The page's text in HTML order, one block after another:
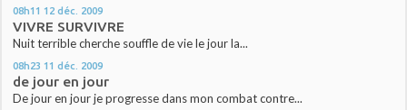
08h11 12 déc. 2009
VIVRE SURVIVRE
Nuit terrible cherche souffle de vie le jour la...
08h23 11 déc. 2009
de jour en jour
De jour en jour je progresse dans mon combat contre...